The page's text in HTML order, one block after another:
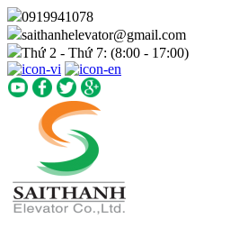
0919941078
saithanhelevator@gmail.com
Thứ 2 - Thứ 7: (8:00 - 17:00)